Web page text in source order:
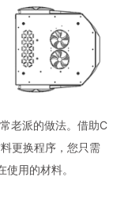
老派的做法。借助C
更换程序，您只需
用的材料。